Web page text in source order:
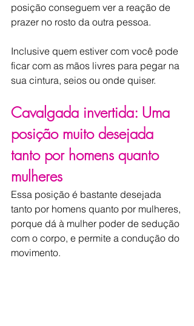
posição conseguem ver a reação de
prazer no rosto da outra pessoa.
Inclusive quem estiver com você pode
ficar com as mãos livres para pegar na
sua cintura, seios ou onde quiser.
Cavalgada invertida: Uma
posição muito desejada
tanto por homens quanto
mulheres
Essa posição é bastante desejada
tanto por homens quanto por mulheres,
porque dá à mulher poder de sedução
com o corpo, e permite a condução do
movimento.